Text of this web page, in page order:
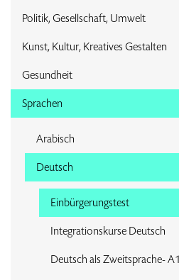
Politik, Gesellschaft, Umwelt
Kunst, Kultur, Kreatives Gestalten
Gesundheit
Sprachen
Arabisch
Deutsch
Einbürgerungstest
Integrationskurse Deutsch
Deutsch als Zweitsprache-